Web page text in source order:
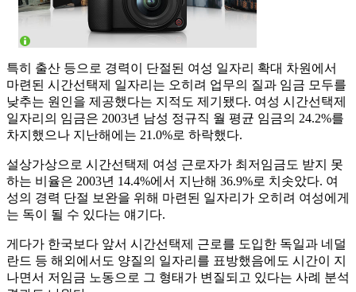
특히 출산 등으로 경력이 단절된 여성 일자리 확대 차원에서
마련된 시간선택제 일자리는 오히려 업무의 질과 임금 모두를
낮추는 원인을 제공했다는 지적도 제기됐다. 여성 시간선택제
일자리의 임금은 2003년 남성 정규직 월 평균 임금의 24.2%를
차지했으나 지난해에는 21.0%로 하락했다.
설상가상으로 시간선택제 여성 근로자가 최저임금도 받지 못
하는 비율은 2003년 14.4%에서 지난해 36.9%로 치솟았다. 여
성의 경력 단절 보완을 위해 마련된 일자리가 오히려 여성에게
는 독이 될 수 있다는 얘기다.
게다가 한국보다 앞서 시간선택제 근로를 도입한 독일과 네덜
란드 등 해외에서도 양질의 일자리를 표방했음에도 시간이 지
나면서 저임금 노동으로 그 형태가 변질되고 있다는 사례 분석